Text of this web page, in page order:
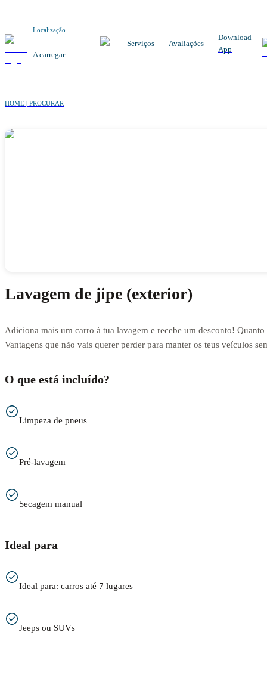
Localização
A carregar...
Serviços Avaliações
Download
App
HOME | PROCURAR
Lavagem de jipe (exterior)
Adiciona mais um carro à tua lavagem e recebe um desconto!
Vantagens que não vais querer perder para manter os teus veículos
O que está incluído?
Limpeza de pneus
Pré-lavagem
Secagem manual
Ideal para
Ideal para: carros até 7 lugares
Jeeps ou SUVs